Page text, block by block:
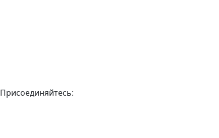
Присоединяйтесь: